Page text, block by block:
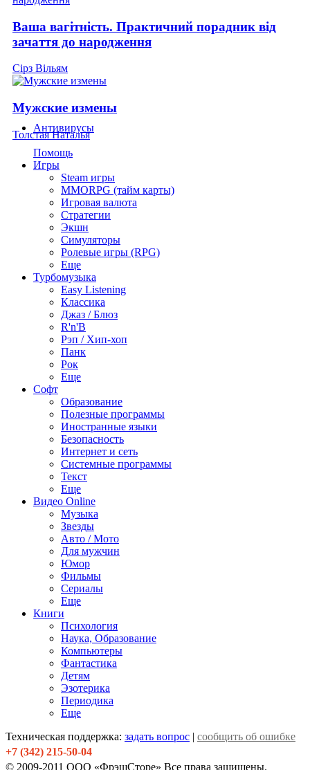
Ваша вагітність. Практичний порадник від
зачаття до народження
Сірз Вільям
Мужские измены
Толстая Наталья
Антивирусы
Помощь
Игры
Steam игры
MMORPG (тайм карты)
Игровая валюта
Стратегии
Экшн
Симуляторы
Ролевые игры (RPG)
Еще
Турбомузыка
Easy Listening
Классика
Джаз / Блюз
R'n'B
Рэп / Хип-хоп
Панк
Рок
Еще
Софт
Образование
Полезные программы
Иностранные языки
Безопасность
Интернет и сеть
Системные программы
Текст
Еще
Видео Online
Музыка
Звезды
Авто / Мото
Для мужчин
Юмор
Фильмы
Сериалы
Еще
Книги
Психология
Наука, Образование
Компьютеры
Фантастика
Детям
Эзотерика
Периодика
Еще
Техническая поддержка: задать вопрос | сообщить об ошибке
+7 (342) 215-50-04
© 2009-2011 ООО «ФрэшСторе» Все права защищены.